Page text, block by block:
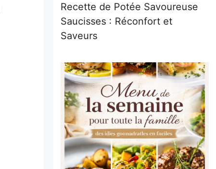
Recette de Potée Savoureuse
Saucisses : Réconfort et
Saveurs